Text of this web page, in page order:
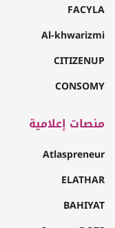
FACYLA
Al-khwarizmi
CITIZENUP
CONSOMY
منصات إعلامية
Atlaspreneur
ELATHAR
BAHIYAT